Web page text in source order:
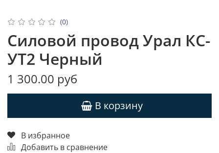
(0)
Силовой провод Урал КС-
УТ2 Черный
1 300.00 руб
В корзину
В избранное
Добавить в сравнение